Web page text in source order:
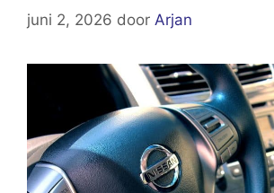
juni 2, 2026 door Arjan